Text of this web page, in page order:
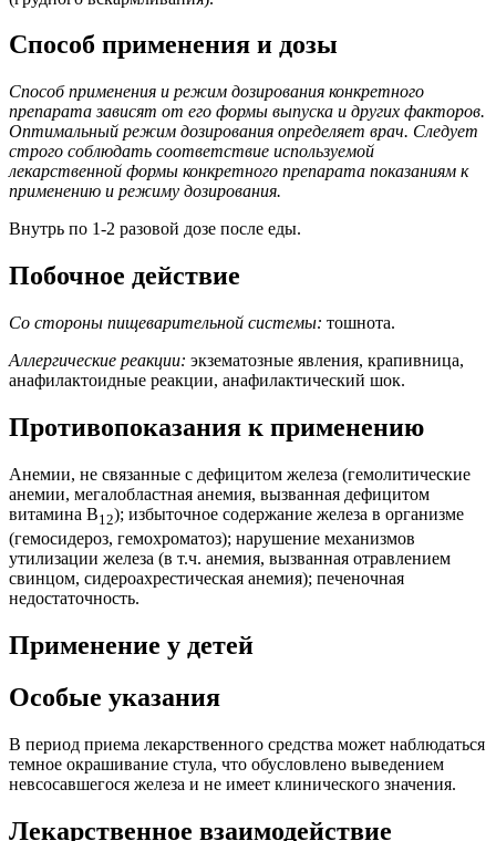
Способ применения и дозы
Способ применения и режим дозирования конкретного
препарата зависят от его формы выпуска и других факторов.
Оптимальный режим дозирования определяет врач. Следует
строго соблюдать соответствие используемой
лекарственной формы конкретного препарата показаниям к
применению и режиму дозирования.
Внутрь по 1-2 разовой дозе после еды.
Побочное действие
Со стороны пищеварительной системы: тошнота.
Аллергические реакции: экзематозные явления, крапивница,
анафилактоидные реакции, анафилактический шок.
Противопоказания к применению
Анемии, не связанные с дефицитом железа (гемолитические
анемии, мегалобластная анемия, вызванная дефицитом
витамина B12); избыточное содержание железа в организме
(гемосидероз, гемохроматоз); нарушение механизмов
утилизации железа (в т.ч. анемия, вызванная отравлением
свинцом, сидероахрестическая анемия); печеночная
недостаточность.
Применение у детей
Особые указания
В период приема лекарственного средства может наблюдаться
темное окрашивание стула, что обусловлено выведением
невсосавшегося железа и не имеет клинического значения.
Лекарственное взаимодействие